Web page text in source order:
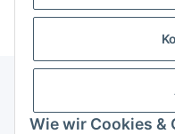
Wie wir Cookies &
Informationen